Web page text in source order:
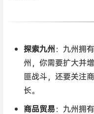
探索九州：九州拥
州，你需要扩大并
匪战斗，还要关注
长。
商品贸易：九州拥